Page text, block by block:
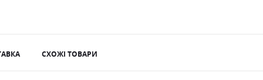
СХОЖІ ТОВАРИ